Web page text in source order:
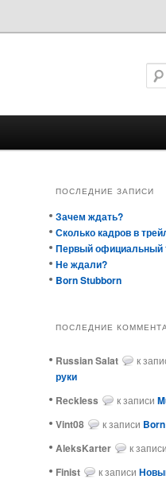
ПОСЛЕДНИЕ ЗАПИСИ
Зачем ждать?
Сколько кадров в
Первый официальный
Не ждали?
Born Stubborn
ПОСЛЕДНИЕ
Russian Salat к
руки
ReckIess
к записи
Vint08
к записи
AleksKarter
к записи
Finist
к записи